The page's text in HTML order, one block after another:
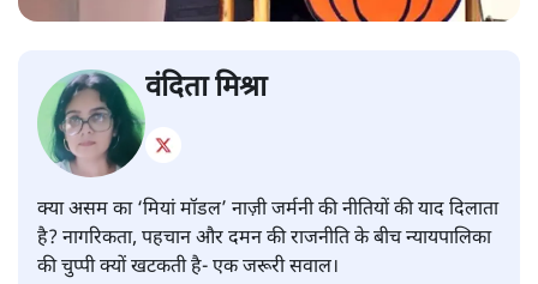
वंदिता मिश्रा
क्या असम का ‘मियां मॉडल’ नाज़ी जर्मनी की नीतियों की याद दिलाता
है? नागरिकता, पहचान और दमन की राजनीति के बीच न्यायपालिका
की चुप्पी क्यों खटकती है- एक जरूरी सवाल।